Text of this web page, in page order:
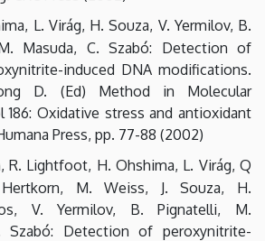
L. Virág, H. Souza, V. Yermilov, B.
Masuda, C. Szabó: Detection of
induced DNA modifications.
D. (Ed) Method in Molecular
186: Oxidative stress and antioxidant
Press, pp. 77-88 (2002)
R. Lightfoot, H. Ohshima, L. Virág, Q
M. Weiss, J. Souza, H.
V. Yermilov, B. Pignatelli, M.
Szabó: Detection of peroxynitrite-